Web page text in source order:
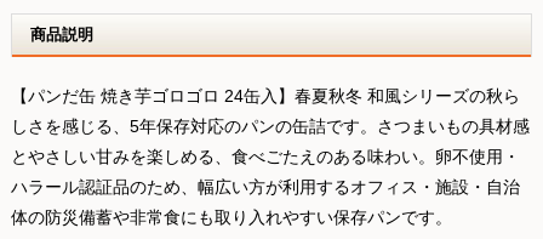
商品説明
【パンだ缶 焼き芋ゴロゴロ 24缶入】春夏秋冬 和風シリーズの秋ら
しさを感じる、5年保存対応のパンの缶詰です。さつまいもの具材感
とやさしい甘みを楽しめる、食べごたえのある味わい。卵不使用・
ハラール認証品のため、幅広い方が利用するオフィス・施設・自治
体の防災備蓄や非常食にも取り入れやすい保存パンです。